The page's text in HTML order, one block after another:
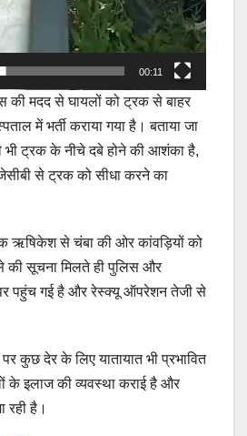
00:11
की मदद से घायलों को ट्रक से बाहर
में भर्ती कराया गया है। बताया जा
भी ट्रक के नीचे दबे होने की आशंका है,
से ट्रक को सीधा करने का
ऋषिकेश से चंबा की ओर कांवड़ियों को
की सूचना मिलते ही पुलिस और
पहुंच गई है और रेस्क्यू ऑपरेशन तेजी से
कुछ देर के लिए यातायात भी प्रभावित
के इलाज की व्यवस्था कराई है और
रही है।